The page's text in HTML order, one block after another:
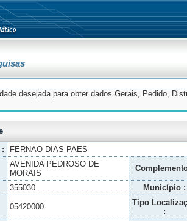
desejada para obter dados Gerais, Pedido,
:
FERNAO DIAS PAES
AVENIDA PEDROSO DE
MORAIS
355030 Município :
05420000
Tipo
: